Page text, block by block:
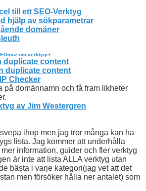
till ett SEO-Verktyg
hjälp av sökparametrar
domäner
om verktyget
duplicate content
duplicate content
Checker
på domännamn och få fram likheter
av Jim Westergren
ihop men jag tror många kan ha
lista. Jag kommer att underhålla
information, guider och fler verktyg
är inte att lista ALLA verktyg utan
bästa i varje kategori(jag vet att det
men försöker hålla ner antalet) som